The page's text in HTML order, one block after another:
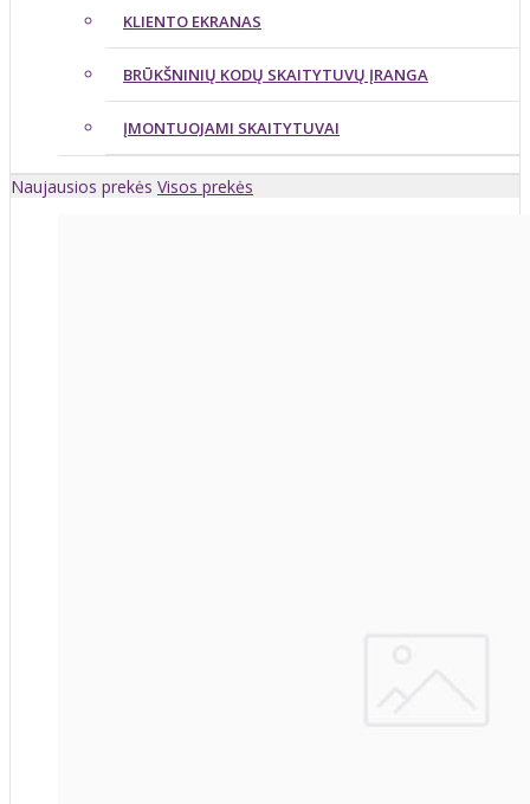
KLIENTO EKRANAS
BRŪKŠNINIŲ KODŲ SKAITYTUVŲ ĮRANGA
ĮMONTUOJAMI SKAITYTUVAI
Naujausios prekės Visos prekės